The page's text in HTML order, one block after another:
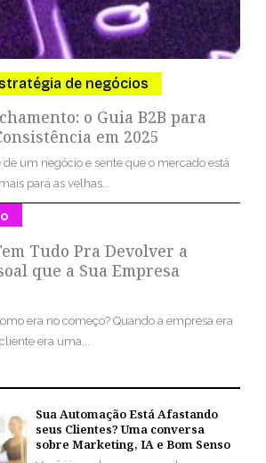
o Guia B2B para
em 2025
de negócios
de um negócio e sente que o mercado está
para as velhas...
Tudo Pra Devolver a
que a Sua Empresa
era no começo? Quando a empresa era
era uma...
Sua Automação Está Afastando
seus Clientes? Uma conversa
sobre Marketing, IA e Bom Senso